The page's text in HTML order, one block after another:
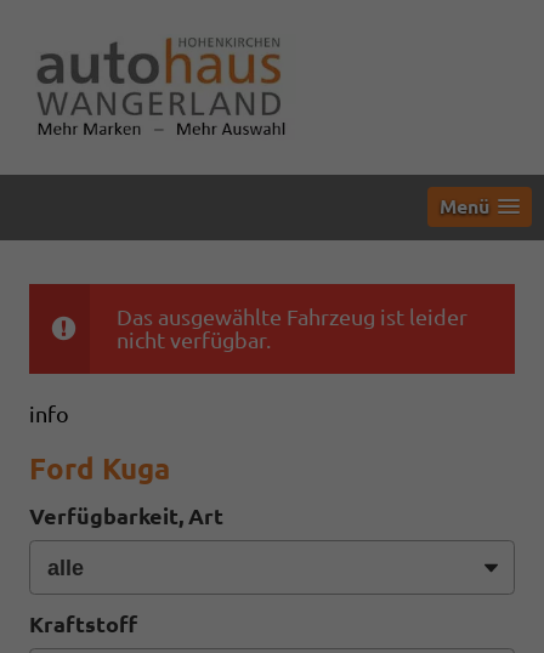
Menü
Das ausgewählte Fahrzeug ist leider
nicht verfügbar.
info
Ford Kuga
Verfügbarkeit, Art
Kraftstoff